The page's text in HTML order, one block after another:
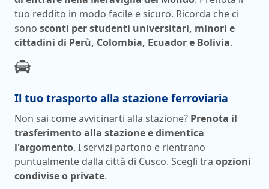
tuo reddito in modo facile e sicuro. Ricorda che ci
sono sconti per studenti universitari, minori e
cittadini di Perù, Colombia, Ecuador e Bolivia.
Il tuo trasporto alla stazione ferroviaria
Non sai come avvicinarti alla stazione? Prenota il
trasferimento alla stazione e dimentica
l'argomento. I servizi partono e rientrano
puntualmente dalla città di Cusco. Scegli tra opzioni
condivise o private.